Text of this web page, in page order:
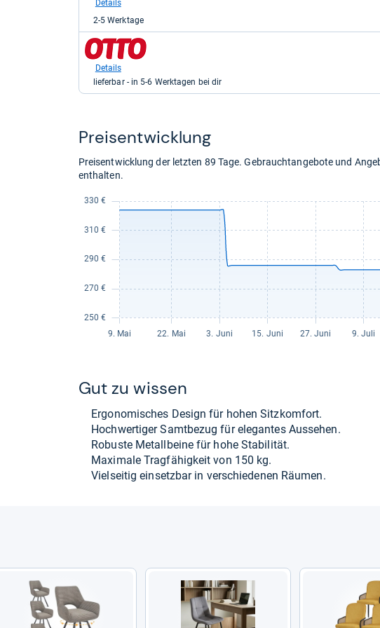
255,49
kaufen.
Details
2-5 Werktage
zum
Shop:
Otto.de
für
Details
lieferbar - in 5-6 Werktagen bei dir
Preis­ent­wick­lung
Preisentwicklung der letzten 89 Tage. Gebrauchtangebote und
enthalten.
Gut zu wis­sen
Ergo­no­mi­sches Design für hohen Sitz­kom­fort.
Hoch­wer­ti­ger Samt­be­zug für ele­gan­tes Aus­se­hen.
Robuste Metall­beine für hohe Sta­bi­li­tät.
Maxi­male Trag­fä­hig­keit von 150 kg.
Viel­sei­tig ein­setz­bar in ver­schie­de­nen Räu­men.